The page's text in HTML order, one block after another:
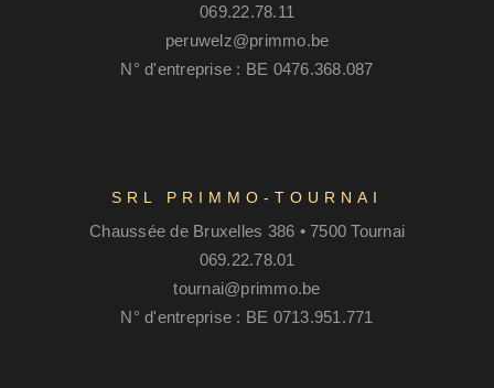
069.22.78.11
peruwelz@primmo.be
N° d'entreprise : BE 0476.368.087
SRL PRIMMO-TOURNAI
Chaussée de Bruxelles 386 • 7500 Tournai
069.22.78.01
tournai@primmo.be
N° d'entreprise : BE 0713.951.771